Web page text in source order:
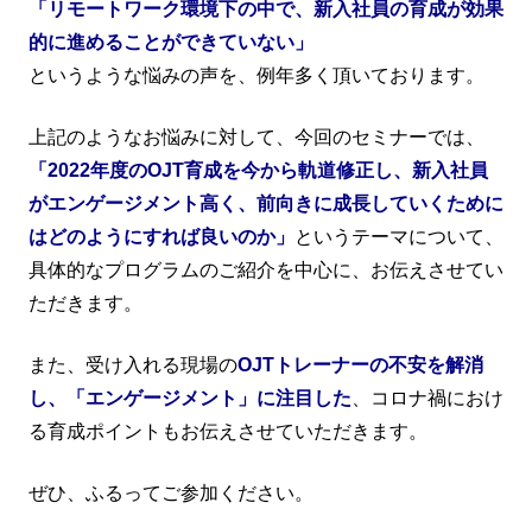
「リモートワーク環境下の中で、新入社員の育成が効果
的に進めることができていない」
というような悩みの声を、例年多く頂いております。
上記のようなお悩みに対して、今回のセミナーでは、
「2022年度のOJT育成を今から軌道修正し、新入社員
がエンゲージメント高く、前向きに成長していくために
はどのようにすれば良いのか」 というテーマについて、
具体的なプログラムのご紹介を中心に、お伝えさせてい
ただきます。
また、受け入れる現場のOJTトレーナーの不安を解消
し、「エンゲージメント」に注目した 、コロナ禍におけ
る育成ポイントもお伝えさせていただきます。
ぜひ、ふるってご参加ください。